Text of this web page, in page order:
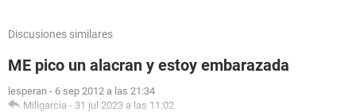
Discusiones similares
ME pico un alacran y estoy embarazada
lesperan - 6 sep 2012 a las 21:34
Miligarcia - 31 jul 2023 a las 11:02